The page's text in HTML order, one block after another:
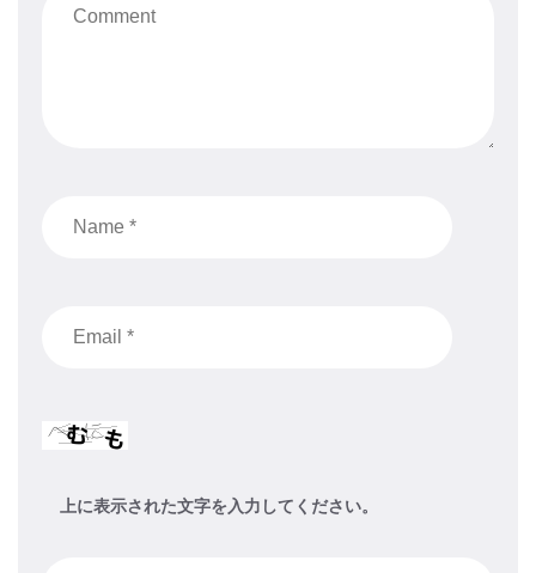
上に表示された文字を入力してください。